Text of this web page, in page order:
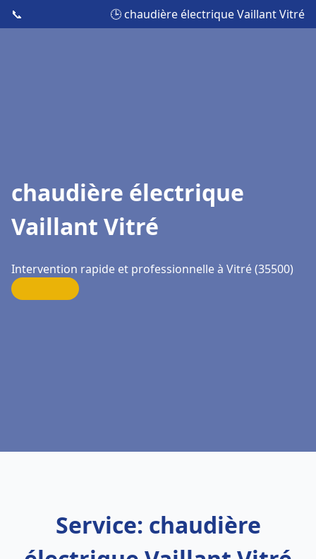
📞 🕒 chaudière électrique Vaillant Vitré
chaudière électrique
Vaillant Vitré
Intervention rapide et professionnelle à Vitré (35500)
Service: chaudière